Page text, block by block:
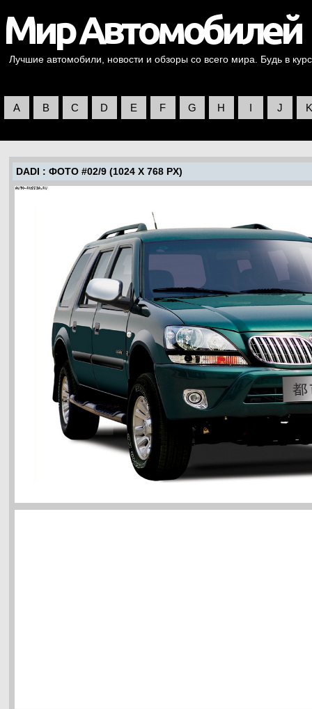
Лучшие автомобили, новости и обзоры со всего мира. Будь в
A B C D E F G H I J K
DADI : ФОТО #02/9 (1024 X 768 PX)